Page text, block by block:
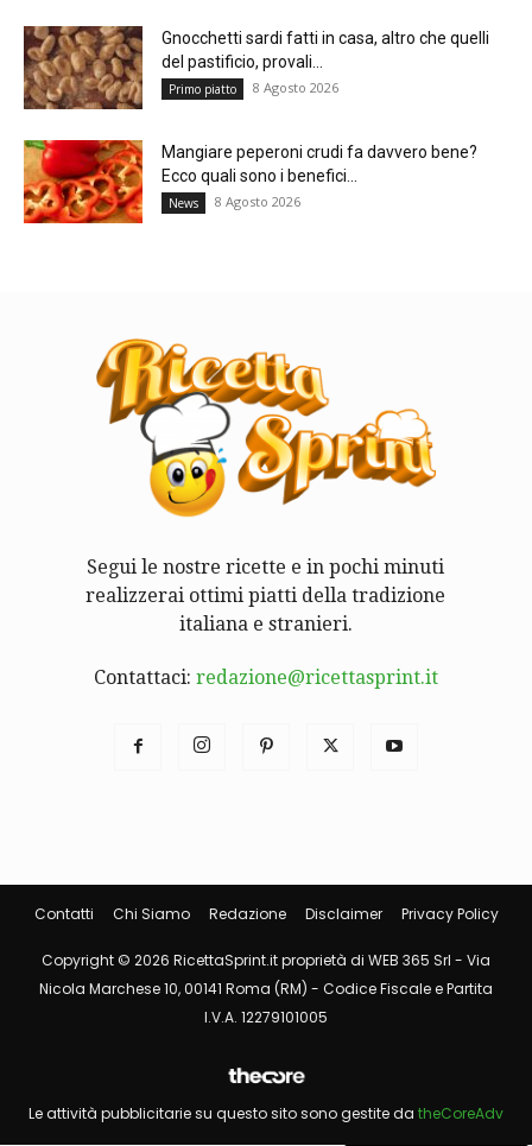
Gnocchetti sardi fatti in casa, altro che quelli
del pastificio, provali...
Primo piatto 8 Agosto 2026
Mangiare peperoni crudi fa davvero bene?
Ecco quali sono i benefici...
News 8 Agosto 2026
Segui le nostre ricette e in pochi minuti
realizzerai ottimi piatti della tradizione
italiana e stranieri.
Contattaci: redazione@ricettasprint.it
Contatti Chi Siamo Redazione Disclaimer Privacy Policy
Copyright © 2026 RicettaSprint.it proprietà di WEB 365 Srl - Via
Nicola Marchese 10, 00141 Roma (RM) - Codice Fiscale e Partita
I.V.A. 12279101005
Le attività pubblicitarie su questo sito sono gestite da theCoreAdv